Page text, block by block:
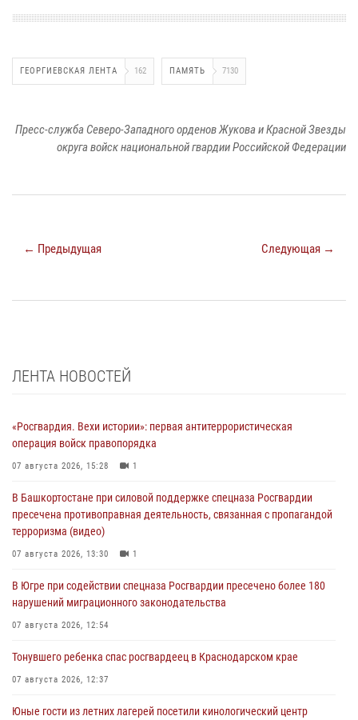
ГЕОРГИЕВСКАЯ ЛЕНТА 162 ПАМЯТЬ 7130
Пресс-служба Северо-Западного орденов Жукова и Красной Звезды
округа войск национальной гвардии Российской Федерации
← Предыдущая Следующая →
ЛЕНТА НОВОСТЕЙ
«Росгвардия. Вехи истории»: первая антитеррористическая
операция войск правопорядка
07 августа 2026, 15:28 1
В Башкортостане при силовой поддержке спецназа Росгвардии
пресечена противоправная деятельность, связанная с пропагандой
терроризма (видео)
07 августа 2026, 13:30 1
В Югре при содействии спецназа Росгвардии пресечено более 180
нарушений миграционного законодательства
07 августа 2026, 12:54
Тонувшего ребенка спас росгвардеец в Краснодарском крае
07 августа 2026, 12:37
Юные гости из летних лагерей посетили кинологический центр